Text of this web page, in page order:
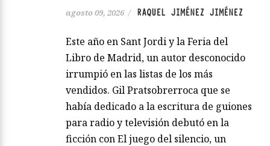
agosto 09, 2026 / RAQUEL JIMÉNEZ JIMÉNEZ
Este año en Sant Jordi y la Feria del
Libro de Madrid, un autor desconocido
irrumpió en las listas de los más
vendidos. Gil Pratsobrerroca que se
había dedicado a la escritura de guiones
para radio y televisión debutó en la
ficción con El juego del silencio, un